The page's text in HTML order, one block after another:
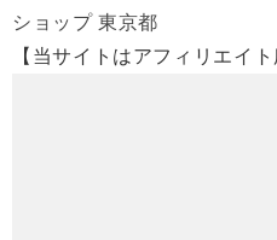
ショップ 東京都
【当サイトはアフィリエイ